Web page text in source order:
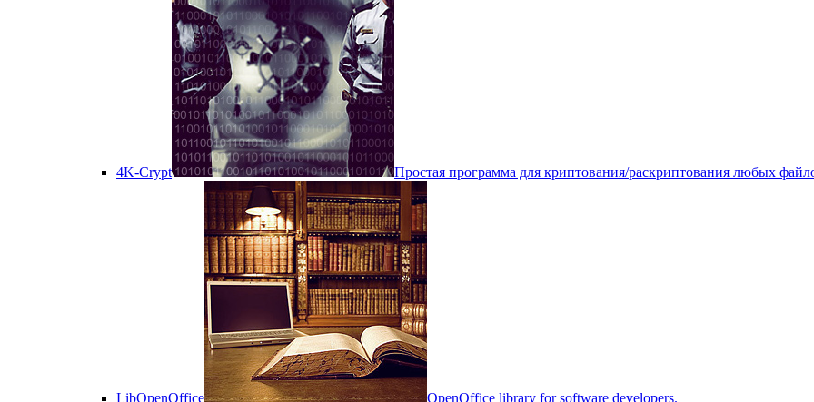
4K-Crypt Простая программа для криптования/раскриптования любых
LibOpenOffice OpenOffice library for software developers.